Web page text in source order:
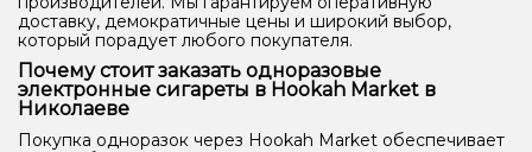
доставку, демократичные цены и широкий выбор,
который порадует любого покупателя.
Почему стоит заказать одноразовые
электронные сигареты в Hookah Market в
Николаеве
Покупка одноразок через Hookah Market обеспечивает